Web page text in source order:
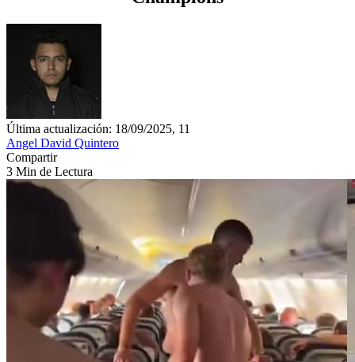
Última actualización: 18/09/2025, 11
Angel David Quintero
Compartir
3 Min de Lectura